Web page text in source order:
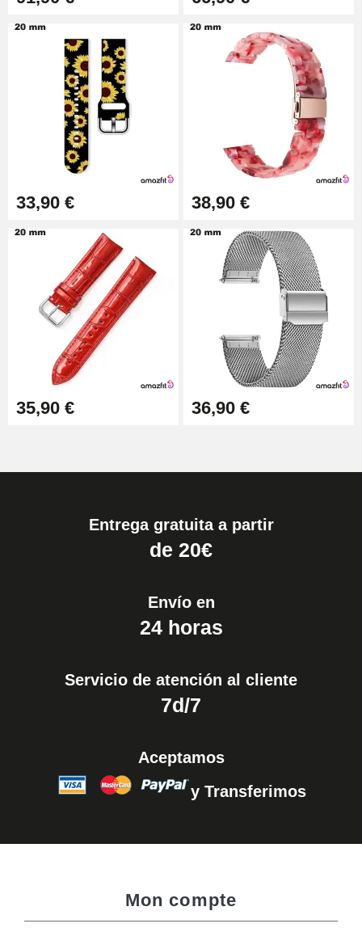
33,90 € 38,90 €
35,90 € 36,90 €
Entrega gratuita a partir
de 20€
Envío en
24 horas
Servicio de atención al cliente
7d/7
Aceptamos
y Transferimos
Mon compte